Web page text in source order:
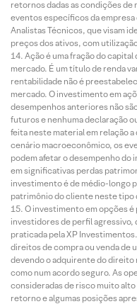
retornos dadas as condições
eventos específicos da
Analistas Técnicos, que visam
preços dos ativos, com
Ação é uma fração do capital
mercado. É um título de renda
rentabilidade não é
mercado. O investimento em
desempenhos anteriores não
futuros e nenhuma declaração
feita neste material em relação
cenário macroeconômico, os
podem afetar o desempenho
em significativas perdas
investimento é de médio-longo
patrimônio do cliente neste tipo
O investimento em opções
investidores de perfil agressivo,
praticada pela XP
direitos de compra ou venda de
devendo o adquirente do direito
como num acordo seguro. As
consideradas de risco muito
retorno e algumas posições